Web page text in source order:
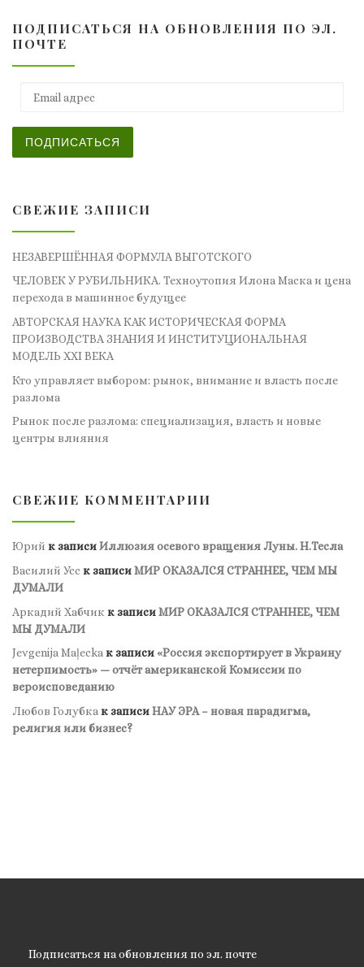
ПОДПИСАТЬСЯ НА ОБНОВЛЕНИЯ ПО ЭЛ.
ПОЧТЕ
ПОДПИСАТЬСЯ
СВЕЖИЕ ЗАПИСИ
НЕЗАВЕРШЁННАЯ ФОРМУЛА ВЫГОТСКОГО
ЧЕЛОВЕК У РУБИЛЬНИКА. Техноутопия Илона Маска и цена
перехода в машинное будущее
АВТОРСКАЯ НАУКА КАК ИСТОРИЧЕСКАЯ ФОРМА
ПРОИЗВОДСТВА ЗНАНИЯ И ИНСТИТУЦИОНАЛЬНАЯ
МОДЕЛЬ XXI ВЕКА
Кто управляет выбором: рынок, внимание и власть после
разлома
Рынок после разлома: специализация, власть и новые
центры влияния
СВЕЖИЕ КОММЕНТАРИИ
Юрий к записиИллюзия осевого вращения Луны. Н.Тесла
Василий Усс к записиМИР ОКАЗАЛСЯ СТРАННЕЕ, ЧЕМ МЫ
ДУМАЛИ
Аркадий Хабчик к записиМИР ОКАЗАЛСЯ СТРАННЕЕ, ЧЕМ
МЫ ДУМАЛИ
Jevgenija Maļeckaк записи«Россия экспортирует в Украину
нетерпимость» — отчёт американской Комиссии по
вероисповеданию
Любов Голубка к записиНАУ ЭРА – новая парадигма,
религия или бизнес?
Подписаться на обновления по эл. почте